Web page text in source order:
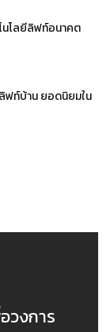
นโลยีลิฟท์อนาคต
ฟท์บ้าน ยอดนิยมใน
วงการ